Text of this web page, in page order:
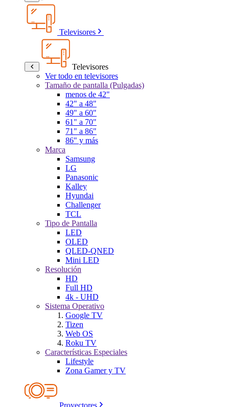
Televisores
Televisores
Ver todo en televisores
Tamaño de pantalla (Pulgadas)
menos de 42"
42" a 48"
49" a 60"
61" a 70"
71" a 86"
86" y más
Marca
Samsung
LG
Panasonic
Kalley
Hyundai
Challenger
TCL
Tipo de Pantalla
LED
OLED
QLED-QNED
Mini LED
Resolución
HD
Full HD
4k - UHD
Sistema Operativo
Google TV
Tizen
Web OS
Roku TV
Características Especiales
Lifestyle
Zona Gamer y TV
Proyectores